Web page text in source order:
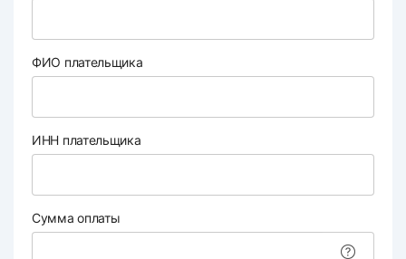
ФИО плательщика
ИНН плательщика
Сумма оплаты